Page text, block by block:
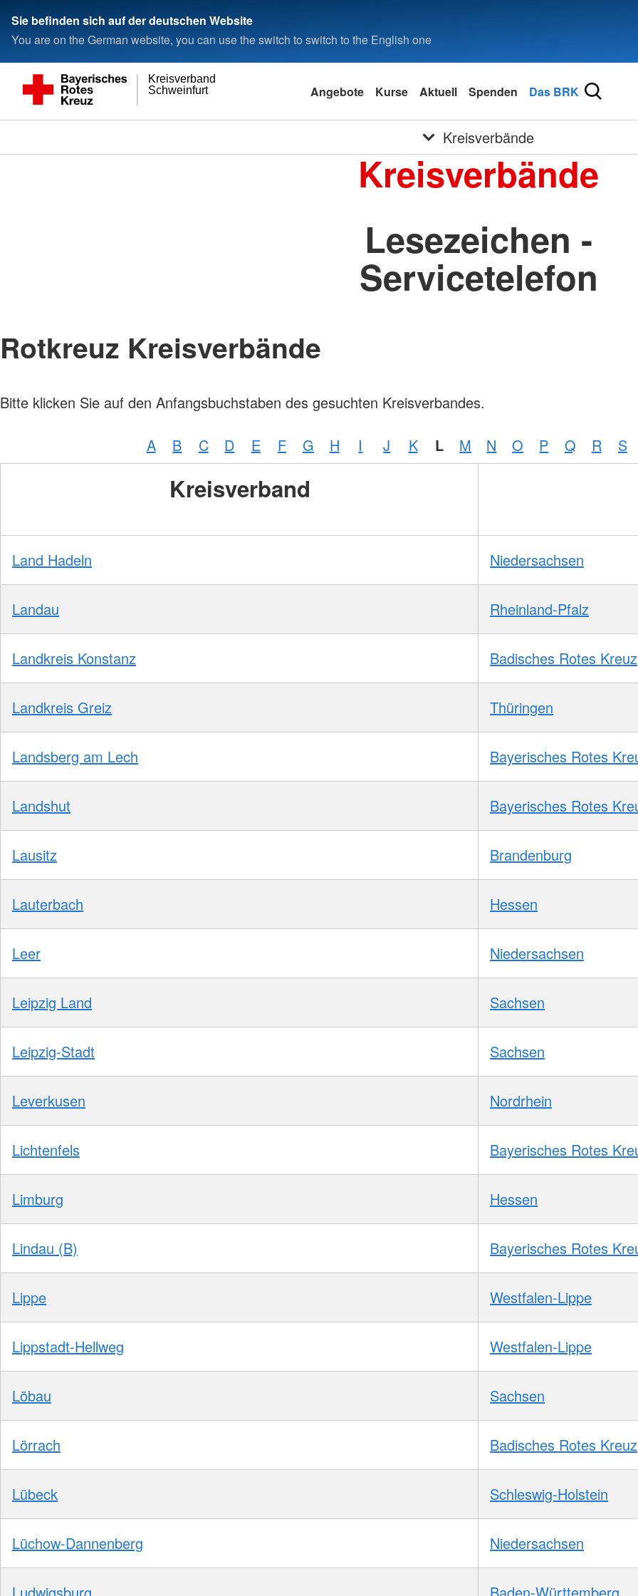
Sie befinden sich auf der deutschen Website
You are on the German website, you can use the switch to switch to the English one
Schweinfurt
Kreisverband
Angebote Kurse Aktuell Spenden Das BRK
Kreisverbände
Kreisverbände
Lesezeichen -
Servicetelefon
Rotkreuz Kreisverbände
Bitte klicken Sie auf den Anfangsbuchstaben des gesuchten Kreisverbandes.
A B C D E F G H I J K L M N O P Q R S
Kreisverband
Land Hadeln Niedersachsen
Landau Rheinland-Pfalz
Landkreis Konstanz Badisches Rotes Kreuz
Landkreis Greiz Thüringen
Landsberg am Lech Bayerisches Rotes
Landshut Bayerisches Rotes
Lausitz Brandenburg
Lauterbach Hessen
Leer Niedersachsen
Leipzig Land Sachsen
Leipzig-Stadt Sachsen
Leverkusen Nordrhein
Lichtenfels Bayerisches Rotes
Limburg Hessen
Lindau (B) Bayerisches Rotes
Lippe Westfalen-Lippe
Lippstadt-Hellweg Westfalen-Lippe
Löbau Sachsen
Lörrach Badisches Rotes Kreuz
Lübeck Schleswig-Holstein
Lüchow-Dannenberg Niedersachsen